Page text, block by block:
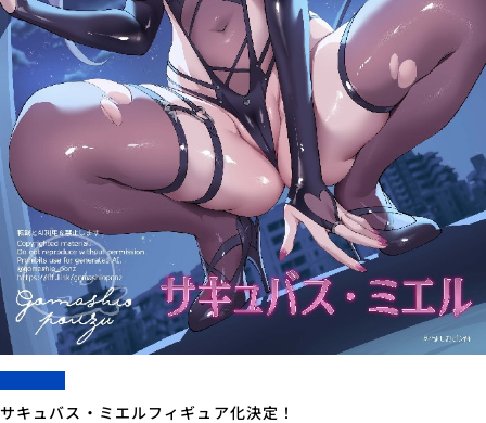
サキュバス・ミエルフィギュア化決定！